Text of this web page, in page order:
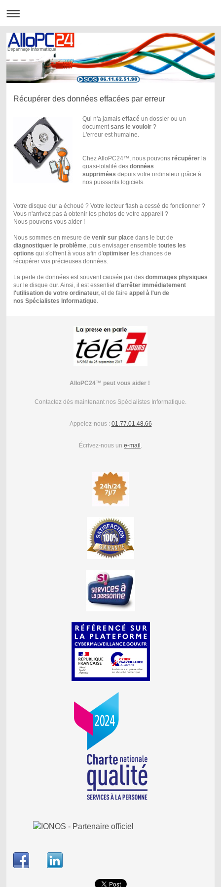
Récupérer des données effacées par erreur
Qui n'a jamais effacéun dossier ou un
documentsans le vouloir?
L'erreur est humaine.
Chez AlloPC24™, nous pouvons récupérerla
quasi-totalité des données
supprimées depuis votre ordinateur grâce à
nos puissants logiciels.
Votre disque dur a échoué ? Votre lecteur flash a cessé de fonctionner ?
Vous n'arrivez pas à obtenir les photos de votre appareil ?
Nous pouvons vous aider !
Nous sommes en mesure de venir sur placedans le but de
diagnostiquer le problème, puis envisager ensemble toutes les
options qui s'offrent à vous afin d'optimiserles chances de
récupérer vos précieuses données.
La perte de données est souvent causée par des dommages physiques
sur le disque dur. Ainsi, il est essentiel d'arrêter immédiatement
l'utilisation de votre ordinateur,et de faire appel à l'un de
nos Spécialistes Informatique.
AlloPC24™ peut vous aider !
Contactez dès maintenant nos Spécialistes Informatique.
Appelez-nous : 01.77.01.48.66
Écrivez-nous un e-mail